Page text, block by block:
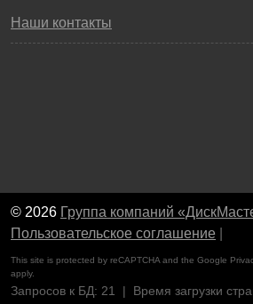
Наши контакты
© 2026 Группа компаний
Пользовательское соглашение
This site is protected by reCAPTCHA and the Google
apply.
Запросов к БД: 21 | Время загрузки